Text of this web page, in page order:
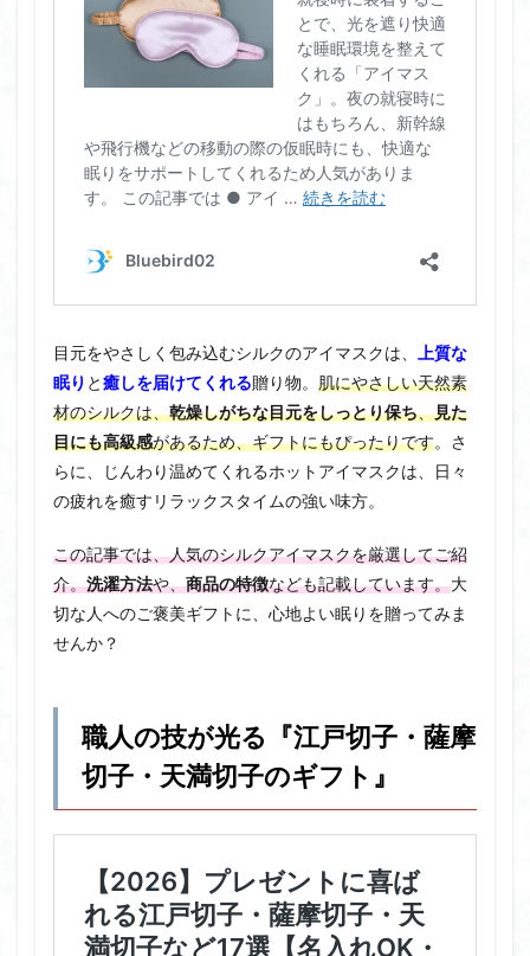
目元をやさしく包み込むシルクのアイマスクは、
上質な
眠り と 癒しを届けてくれる贈り物。 肌にやさしい天然素
材のシルクは、乾燥しがちな目元をしっとり保ち、見た
目にも高級感があるため、ギフトにもぴったりです。さ
らに、じんわり温めてくれるホットアイマスクは、日々
の疲れを癒すリラックスタイムの強い味方。
この記事では、人気のシルクアイマスクを厳選してご紹
介。洗濯方法や、商品の特徴なども記載しています。大
切な人へのご褒美ギフトに、心地よい眠りを贈ってみま
せんか？
職人の技が光る『江戸切子・薩摩
切子・天満切子のギフト』